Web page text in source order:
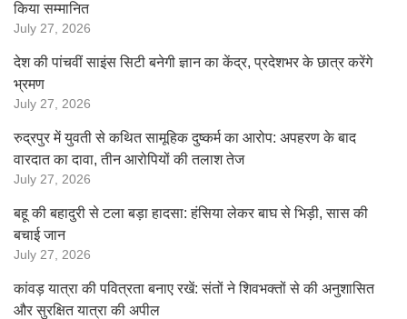
किया सम्मानित
July 27, 2026
देश की पांचवीं साइंस सिटी बनेगी ज्ञान का केंद्र, प्रदेशभर के छात्र करेंगे
भ्रमण
July 27, 2026
रुद्रपुर में युवती से कथित सामूहिक दुष्कर्म का आरोप: अपहरण के बाद
वारदात का दावा, तीन आरोपियों की तलाश तेज
July 27, 2026
बहू की बहादुरी से टला बड़ा हादसा: हंसिया लेकर बाघ से भिड़ी, सास की
बचाई जान
July 27, 2026
कांवड़ यात्रा की पवित्रता बनाए रखें: संतों ने शिवभक्तों से की अनुशासित
और सुरक्षित यात्रा की अपील